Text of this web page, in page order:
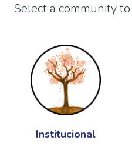
Select a community
Institucional